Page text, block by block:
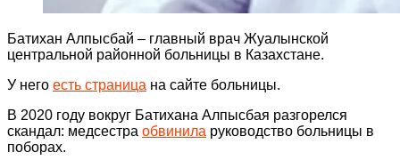
Батихан Алпысбай – главный врач Жуалынской
центральной районной больницы в Казахстане.
У него есть страница на сайте больницы.
В 2020 году вокруг Батихана Алпысбая разгорелся
скандал: медсестра обвинила руководство больницы в
поборах.